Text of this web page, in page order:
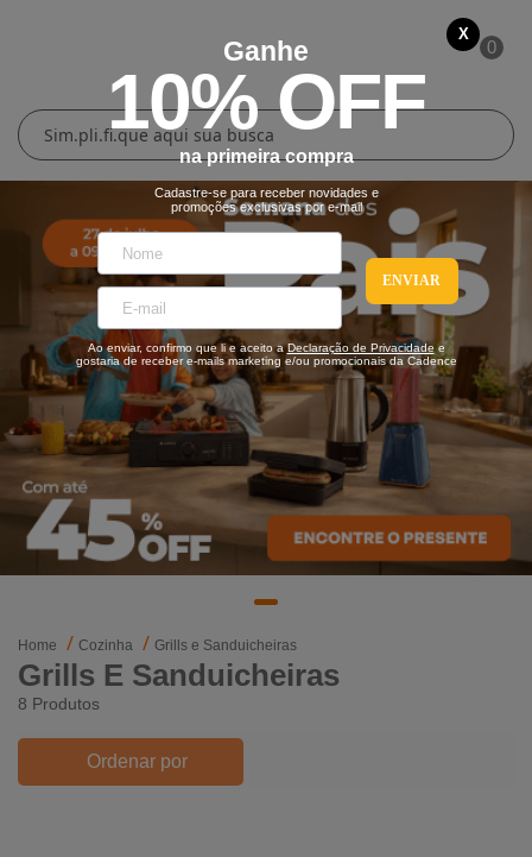
0
Home Cozinha Grills e Sanduicheiras
Grills E Sanduicheiras
8 Produtos
Ordenar por
X
Ganhe
10% OFF
na primeira compra
Cadastre-se para receber novidades e
promoções exclusivas por e-mail
ENVIAR
Ao enviar, confirmo que li e aceito aDeclaração de Privacidade e
gostaria de receber e-mails marketing e/ou promocionais da Cadence
Cozinha
Blenders
Liquidificadores
Grills e Sanduicheiras
Chaleiras Elétricas
Cafeteiras
Fritadeiras
Mixers
Coifas
Panelas Elétricas
Lar
Ferros e Passadeiras
Conforto Térmico
Aquecedores
Climatizadores
Ventiladores
Cuidados Pessoais
Escovas Secadoras
Secadores
Cortadores de Cabelo
Pranchas